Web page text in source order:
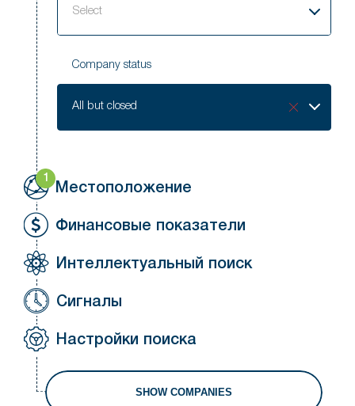
Select
Company status
All but closed
status
Местоположение
1
Финансовые показатели
Интеллектуальный поиск
Сигналы
Настройки поиска
SHOW COMPANIES